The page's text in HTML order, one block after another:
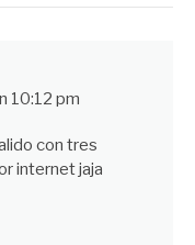
10:12 pm
con tres
internet jaja